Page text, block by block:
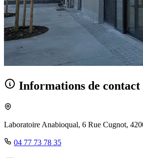
Informations de contact
Laboratoire Anabioqual, 6 Rue Cugnot,
04 77 73 78 35